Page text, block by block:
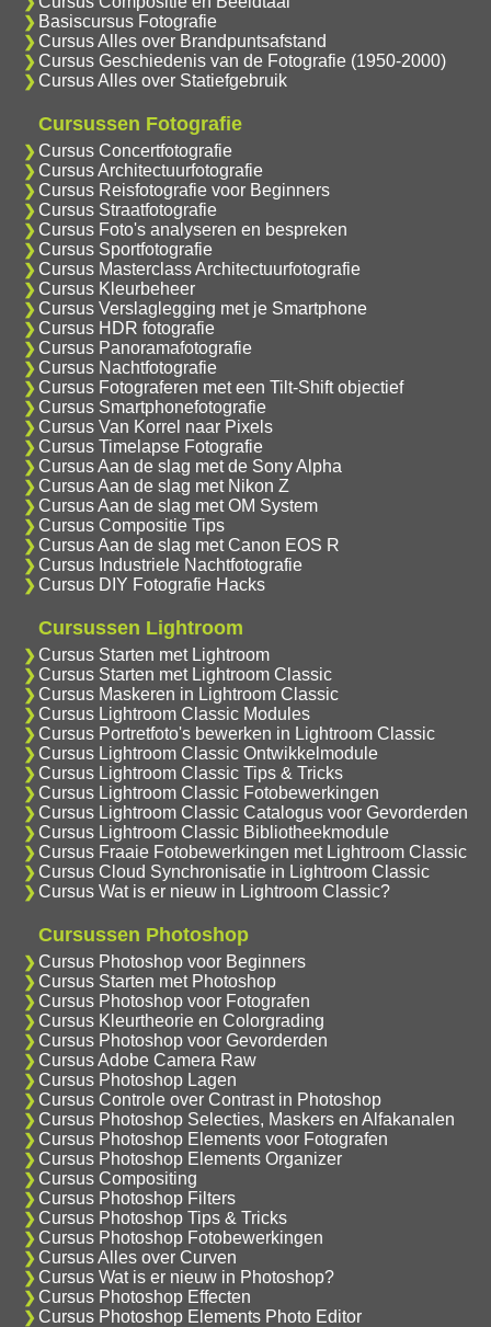
Basiscursus Fotografie
Cursus Alles over Brandpuntsafstand
Cursus Geschiedenis van de Fotografie (1950-2000)
Cursus Alles over Statiefgebruik
Cursussen Fotografie
Cursus Concertfotografie
Cursus Architectuurfotografie
Cursus Reisfotografie voor Beginners
Cursus Straatfotografie
Cursus Foto's analyseren en bespreken
Cursus Sportfotografie
Cursus Masterclass Architectuurfotografie
Cursus Kleurbeheer
Cursus Verslaglegging met je Smartphone
Cursus HDR fotografie
Cursus Panoramafotografie
Cursus Nachtfotografie
Cursus Fotograferen met een Tilt-Shift objectief
Cursus Smartphonefotografie
Cursus Van Korrel naar Pixels
Cursus Timelapse Fotografie
Cursus Aan de slag met de Sony Alpha
Cursus Aan de slag met Nikon Z
Cursus Aan de slag met OM System
Cursus Compositie Tips
Cursus Aan de slag met Canon EOS R
Cursus Industriele Nachtfotografie
Cursus DIY Fotografie Hacks
Cursussen Lightroom
Cursus Starten met Lightroom
Cursus Starten met Lightroom Classic
Cursus Maskeren in Lightroom Classic
Cursus Lightroom Classic Modules
Cursus Portretfoto's bewerken in Lightroom Classic
Cursus Lightroom Classic Ontwikkelmodule
Cursus Lightroom Classic Tips & Tricks
Cursus Lightroom Classic Fotobewerkingen
Cursus Lightroom Classic Catalogus voor Gevorderden
Cursus Lightroom Classic Bibliotheekmodule
Cursus Fraaie Fotobewerkingen met Lightroom Classic
Cursus Cloud Synchronisatie in Lightroom Classic
Cursus Wat is er nieuw in Lightroom Classic?
Cursussen Photoshop
Cursus Photoshop voor Beginners
Cursus Starten met Photoshop
Cursus Photoshop voor Fotografen
Cursus Kleurtheorie en Colorgrading
Cursus Photoshop voor Gevorderden
Cursus Adobe Camera Raw
Cursus Photoshop Lagen
Cursus Controle over Contrast in Photoshop
Cursus Photoshop Selecties, Maskers en Alfakanalen
Cursus Photoshop Elements voor Fotografen
Cursus Photoshop Elements Organizer
Cursus Compositing
Cursus Photoshop Filters
Cursus Photoshop Tips & Tricks
Cursus Photoshop Fotobewerkingen
Cursus Alles over Curven
Cursus Wat is er nieuw in Photoshop?
Cursus Photoshop Effecten
Cursus Photoshop Elements Photo Editor